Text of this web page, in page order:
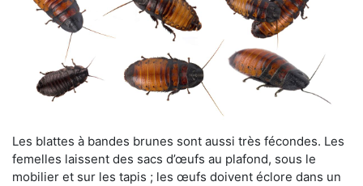
Les blattes à bandes brunes sont aussi très fécondes. Les
femelles laissent des sacs d’œufs au plafond, sous le
mobilier et sur les tapis ; les œufs doivent éclore dans un